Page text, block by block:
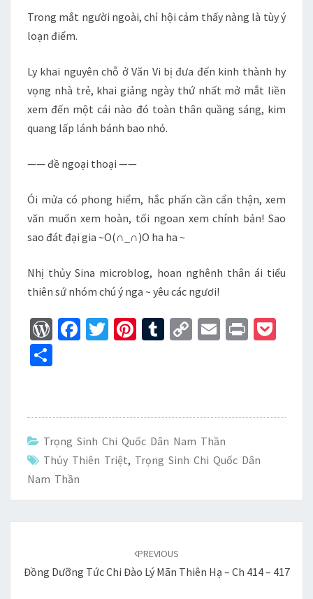
Trong mắt người ngoài, chỉ hội cảm thấy nàng là tùy ý
loạn điểm.
Ly khai nguyên chỗ ở Văn Vi bị đưa đến kinh thành hy
vọng nhà trẻ, khai giảng ngày thứ nhất mở mắt liền
xem đến một cái nào đó toàn thân quầng sáng, kim
quang lấp lánh bánh bao nhỏ.
—— đề ngoại thoại ——
Ói mửa có phong hiểm, hắc phấn cần cẩn thận, xem
văn muốn xem hoàn, tối ngoan xem chính bản! Sao
sao đát đại gia ~O(∩_∩)O ha ha ~
Nhị thủy Sina microblog, hoan nghênh thân ái tiểu
thiên sứ nhóm chú ý nga ~ yêu các ngươi!
W
es
s
Fa
o
k
T
Pi
t
T
r
C
Li
n
k
E
Pr
e
Trọng Sinh Chi Quốc Dân Nam Thần
Thủy Thiên Triệt, Trọng Sinh Chi Quốc Dân
Nam Thần
PREVIOUS
Đồng Dưỡng Tức Chi Đào Lý Mãn Thiên Hạ – Ch 414 – 417